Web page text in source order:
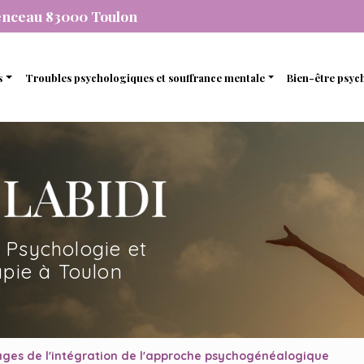
83000 Toulon
ligne avec une psychopraticienne
Troubles psychologiques et souffrance mentale
Dépendance
Bien-être
Estime de
et
à Toulon
de l'intégration de l'approche psychogénéalogique